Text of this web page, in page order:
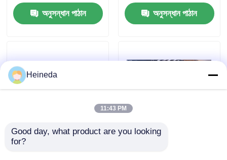
যোগাযোগ করুন
খবর
উদ্ধৃতির জন্য আবেদন
অনুসন্ধান পাঠান অনুসন্ধান পাঠান
ভারী দায়িত্ব 3.75kw 15kw
Heineda
11:43 PM
Good day, what product are you looking
for?